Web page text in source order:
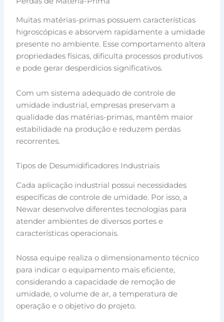
Muitas matérias-primas possuem características
higroscópicas e absorvem rapidamente a umidade
presente no ambiente. Esse comportamento altera
propriedades físicas, dificulta processos produtivos
e pode gerar desperdícios significativos.
Com um sistema adequado de controle de
umidade industrial, empresas preservam a
qualidade das matérias-primas, mantêm maior
estabilidade na produção e reduzem perdas
recorrentes.
Tipos de Desumidificadores Industriais
Cada aplicação industrial possui necessidades
específicas de controle de umidade. Por isso, a
Newar desenvolve diferentes tecnologias para
atender ambientes de diversos portes e
características operacionais.
Nossa equipe realiza o dimensionamento técnico
para indicar o equipamento mais eficiente,
considerando a capacidade de remoção de
umidade, o volume de ar, a temperatura de
operação e o objetivo do projeto.